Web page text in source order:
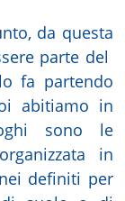
da questa
parte del
fa partendo
abitiamo in
sono le
in
definiti per